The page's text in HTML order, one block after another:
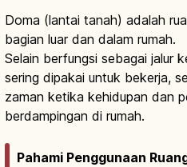
Doma (lantai tanah) adalah
bagian luar dan dalam rumah.
Selain berfungsi sebagai jalur
sering dipakai untuk bekerja,
zaman ketika kehidupan dan
berdampingan di rumah.
Pahami Penggunaan